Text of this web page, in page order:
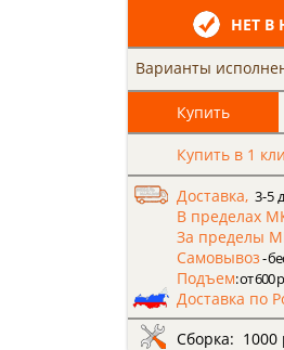
НЕТ
Варианты
Купить в 1
Доставка, 3-5
В пределах
За пределы
Самовывоз-
Подъем: от 600
Доставка по
Сборка: 1000